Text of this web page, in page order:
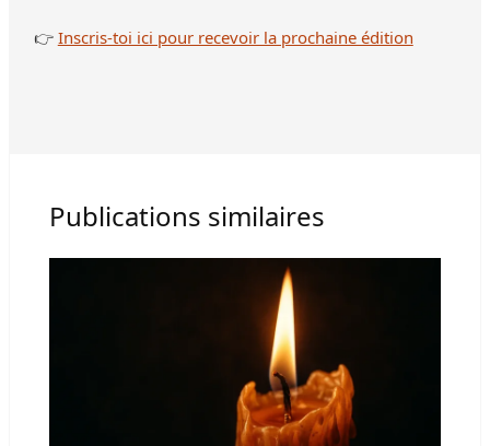
👉Inscris-toi ici pour recevoir la prochaine édition
Publications similaires